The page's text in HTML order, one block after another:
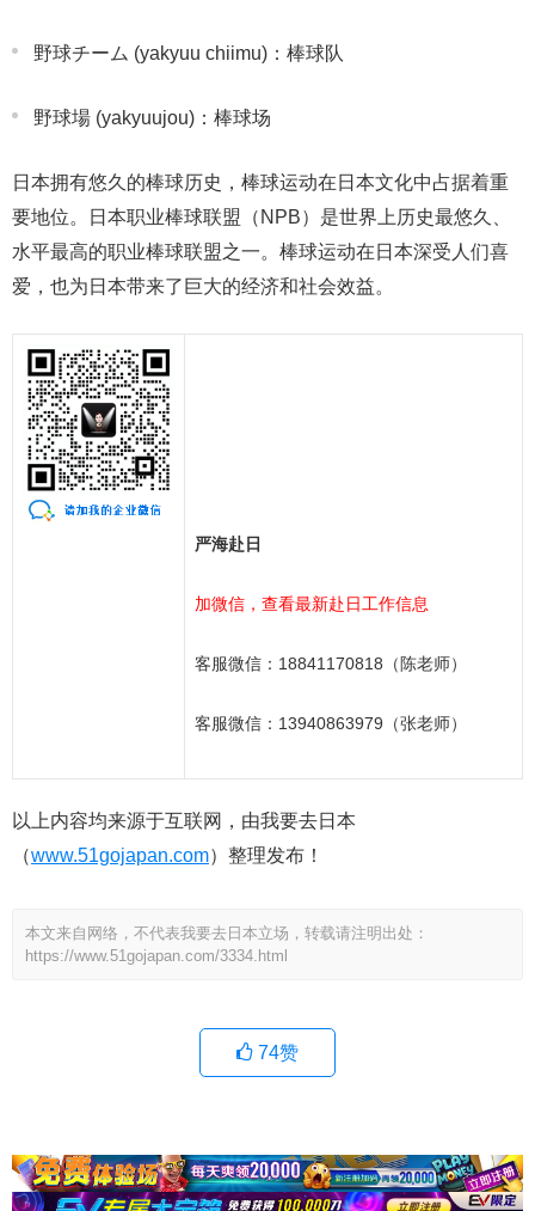
野球チーム (yakyuu chiimu)：棒球队
野球場 (yakyuujou)：棒球场
日本拥有悠久的棒球历史，棒球运动在日本文化中占据着重
要地位。日本职业棒球联盟（NPB）是世界上历史最悠久、
水平最高的职业棒球联盟之一。棒球运动在日本深受人们喜
爱，也为日本带来了巨大的经济和社会效益。
严海赴日
加微信，查看最新赴日工作信息
客服微信： 18841170818（陈老师）
客服微信： 13940863979（张老师）
以上内容均来源于互联网，由我要去日本
（www.51gojapan.com）整理发布！
本文来自网络，不代表我要去日本立场，转载请注明出处：
https://www.51gojapan.com/3334.html
74赞